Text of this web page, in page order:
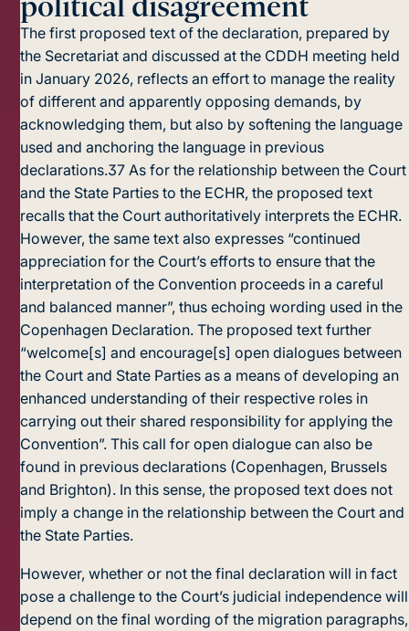
political disagreement
The first proposed text of the declaration, prepared by
the Secretariat and discussed at the CDDH meeting held
in January 2026, reflects an effort to manage the reality
of different and apparently opposing demands, by
acknowledging them, but also by softening the language
used and anchoring the language in previous
declarations.37 As for the relationship between the Court
and the State Parties to the ECHR, the proposed text
recalls that the Court authoritatively interprets the ECHR.
However, the same text also expresses “continued
appreciation for the Court’s efforts to ensure that the
interpretation of the Convention proceeds in a careful
and balanced manner”, thus echoing wording used in the
Copenhagen Declaration. The proposed text further
“welcome[s] and encourage[s] open dialogues between
the Court and State Parties as a means of developing an
enhanced understanding of their respective roles in
carrying out their shared responsibility for applying the
Convention”. This call for open dialogue can also be
found in previous declarations (Copenhagen, Brussels
and Brighton). In this sense, the proposed text does not
imply a change in the relationship between the Court and
the State Parties.
However, whether or not the final declaration will in fact
pose a challenge to the Court’s judicial independence will
depend on the final wording of the migration paragraphs,